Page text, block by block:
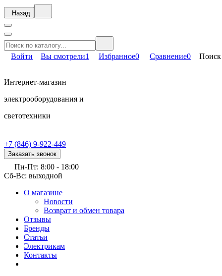
Назад
Войти Вы смотрели1 Избранное0 Сравнение0 Поиск
Интернет-магазин
электрооборудования и
светотехники
+7 (846) 9-922-449
Заказать звонок
Пн-Пт: 8:00 - 18:00
Сб-Вс: выходной
О магазине
Новости
Возврат и обмен товара
Отзывы
Бренды
Статьи
Электрикам
Контакты